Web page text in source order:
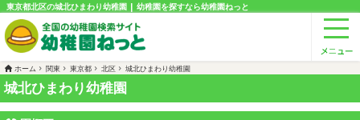
東京都北区の城北ひまわり幼稚園 | 幼稚園を探すなら幼稚園ねっと
ホーム 関東 東京都 北区 城北ひまわり幼稚園
城北ひまわり幼稚園